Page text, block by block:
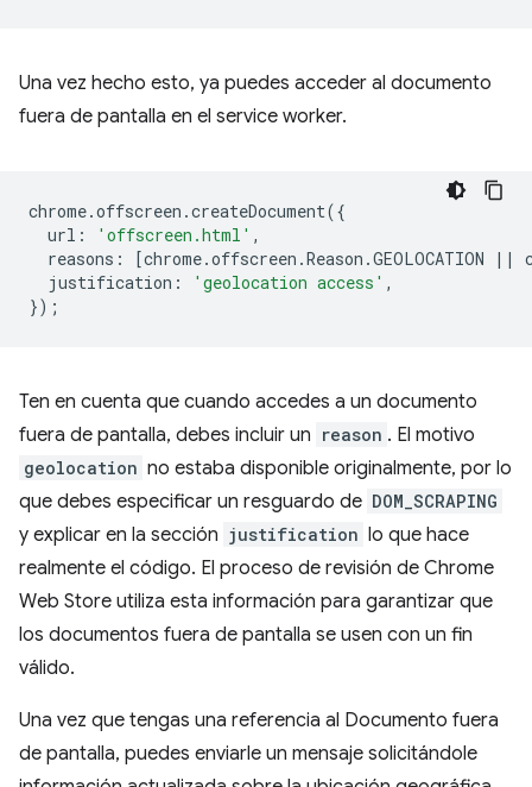
Una vez hecho esto, ya puedes acceder al documento
fuera de pantalla en el service worker.
chrome.offscreen .createDocument({
url : 'offscreen.html' ,
reasons : [chrome.offscreen .Reason .GEOLOCATION ||
justification : 'geolocation access' ,
});
Ten en cuenta que cuando accedes a un documento
fuera de pantalla, debes incluir un reason . El motivo
geolocation no estaba disponible originalmente, por lo
que debes especificar un resguardo de DOM_SCRAPING
y explicar en la sección justification lo que hace
realmente el código. El proceso de revisión de Chrome
Web Store utiliza esta información para garantizar que
los documentos fuera de pantalla se usen con un fin
válido.
Una vez que tengas una referencia al Documento fuera
de pantalla, puedes enviarle un mensaje solicitándole